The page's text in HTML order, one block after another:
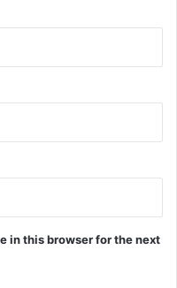
in this browser for the next